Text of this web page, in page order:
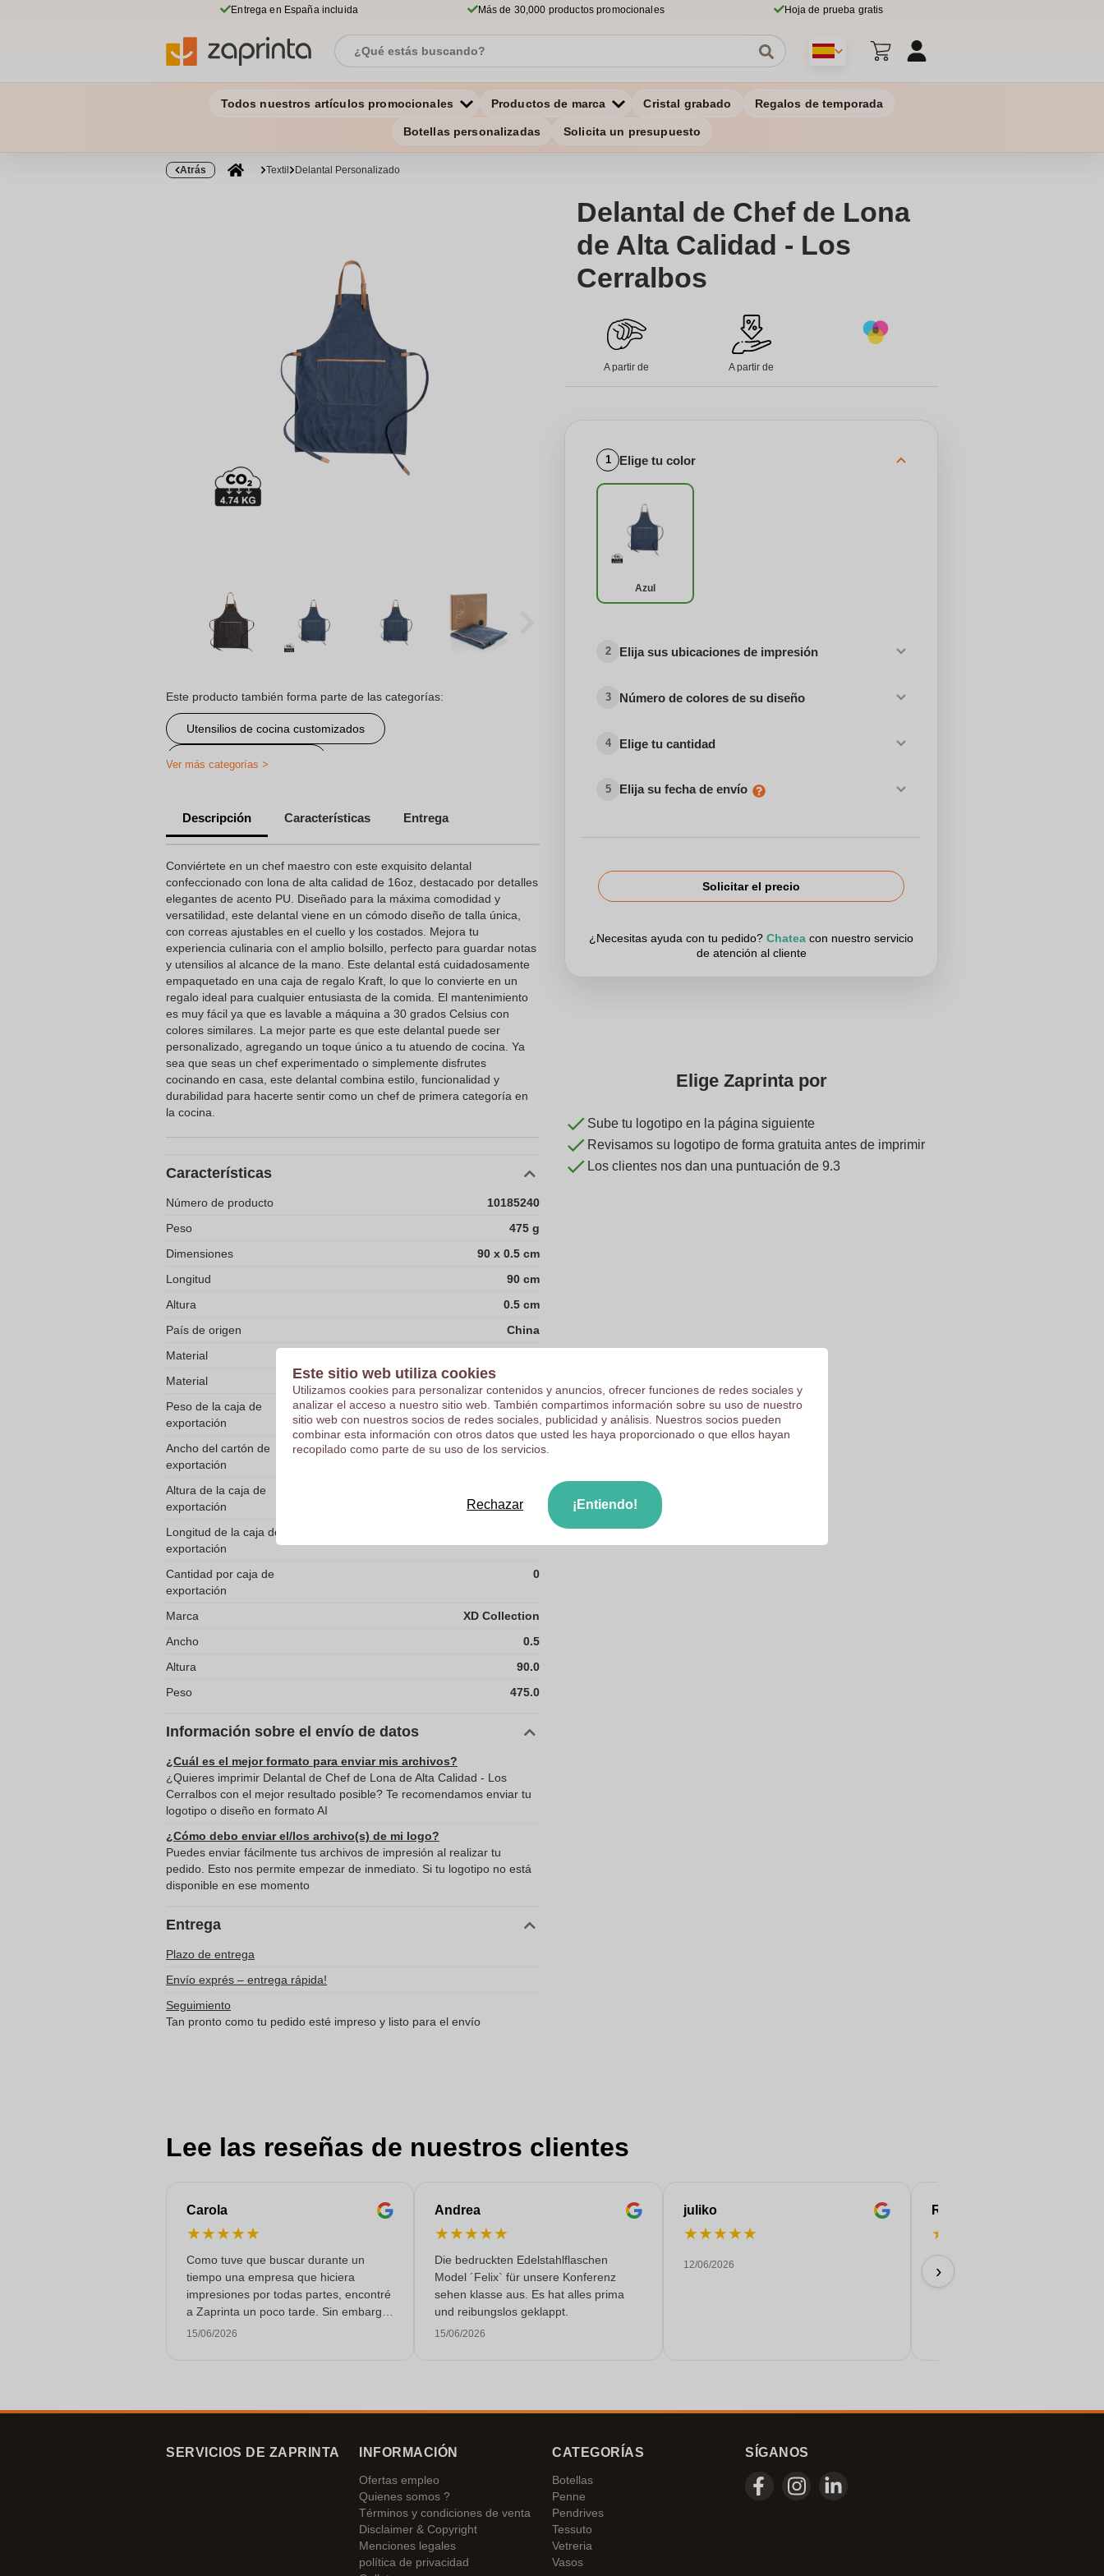
Entrega en España incluida Más de 30,000 productos promocionales Hoja de prueba gratis
Todos nuestros artículos promocionales Productos de marca Cristal grabado Regalos de temporada
Botellas personalizadas Solicita un presupuesto
Atrás Textil Delantal Personalizado
Este producto también forma parte de las categorías:
Utensilios de cocina customizados
Delantal Personalizado
Ver más categorías >
Descripción Características Entrega
Conviértete en un chef maestro con este exquisito delantal
confeccionado con lona de alta calidad de 16oz, destacado por detalles
elegantes de acento PU. Diseñado para la máxima comodidad y
versatilidad, este delantal viene en un cómodo diseño de talla única,
con correas ajustables en el cuello y los costados. Mejora tu
experiencia culinaria con el amplio bolsillo, perfecto para guardar notas
y utensilios al alcance de la mano. Este delantal está cuidadosamente
empaquetado en una caja de regalo Kraft, lo que lo convierte en un
regalo ideal para cualquier entusiasta de la comida. El mantenimiento
es muy fácil ya que es lavable a máquina a 30 grados Celsius con
colores similares. La mejor parte es que este delantal puede ser
personalizado, agregando un toque único a tu atuendo de cocina. Ya
sea que seas un chef experimentado o simplemente disfrutes
cocinando en casa, este delantal combina estilo, funcionalidad y
durabilidad para hacerte sentir como un chef de primera categoría en
la cocina.
Características
Número de producto
10185240
Peso
475 g
Dimensiones
90 x 0.5 cm
Longitud
90 cm
Altura
0.5 cm
País de origen
China
Material
Material
Peso de la caja de
exportación
138.00 gram
Ancho del cartón de
exportación
29.0
Altura de la caja de
exportación
Longitud de la caja de
exportación
Cantidad por caja de
exportación
0
Marca
XD Collection
Ancho
0.5
Altura
90.0
Peso
475.0
Información sobre el envío de datos
¿Cuál es el mejor formato para enviar mis archivos?
¿Quieres imprimir Delantal de Chef de Lona de Alta Calidad - Los
Cerralbos con el mejor resultado posible? Te recomendamos enviar tu
logotipo o diseño en formato AI
¿Cómo debo enviar el/los archivo(s) de mi logo?
Puedes enviar fácilmente tus archivos de impresión al realizar tu
pedido. Esto nos permite empezar de inmediato. Si tu logotipo no está
disponible en ese momento
Entrega
Plazo de entrega
Envío exprés – entrega rápida!
Seguimiento
Tan pronto como tu pedido esté impreso y listo para el envío
Delantal de Chef de Lona
de Alta Calidad - Los
Cerralbos
A partir de A partir de
1 Elige tu color
Azul
2 Elija sus ubicaciones de impresión
3 Número de colores de su diseño
4 Elige tu cantidad
5 Elija su fecha de envío
Solicitar el precio
¿Necesitas ayuda con tu pedido? Chatea con nuestro servicio
de atención al cliente
Elige Zaprinta por
Sube tu logotipo en la página siguiente
Revisamos su logotipo de forma gratuita antes de imprimir
Los clientes nos dan una puntuación de 9.3
Lee las reseñas de nuestros clientes
Carola
★★★★★
Como tuve que buscar durante un
tiempo una empresa que hiciera
impresiones por todas partes, encontré
a Zaprinta un poco tarde. Sin embargo,
lograron entregar 250 tazas de esmalte
15/06/2026
Andrea
★★★★★
Die bedruckten Edelstahlflaschen
Model ´Felix` für unsere Konferenz
sehen klasse aus. Es hat alles prima
und reibungslos geklappt.
15/06/2026
juliko
★★★★★
12/06/2026
ROBERT
★
¡Perfecto!
11/06/2026
›
SERVICIOS DE ZAPRINTA INFORMACIÓN
Ofertas empleo
Quienes somos ?
Términos y condiciones de venta
Disclaimer & Copyright
Menciones legales
política de privacidad
CATEGORÍAS
Botellas
Penne
Pendrives
Tessuto
Vetreria
Vasos
SÍGANOS
Este sitio web utiliza cookies
Utilizamos cookies para personalizar contenidos y anuncios, ofrecer funciones de redes sociales y
analizar el acceso a nuestro sitio web. También compartimos información sobre su uso de nuestro
sitio web con nuestros socios de redes sociales, publicidad y análisis. Nuestros socios pueden
combinar esta información con otros datos que usted les haya proporcionado o que ellos hayan
recopilado como parte de su uso de los servicios.
Rechazar ¡Entiendo!